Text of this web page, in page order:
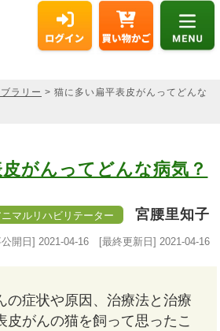
ラリー > 猫に多い扁平表皮がんってどんな
がんってどんな病気？
ニマルリハビリテーター 宮腰里知子
開日] 2021-04-16[最終更新日] 2021-04-16
の症状や原因、治療法と治療
皮がんの猫を飼って思ったこ